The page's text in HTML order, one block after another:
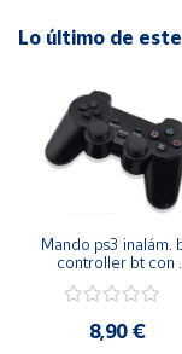
Lo último de
Mando ps3 inalám.
controller bt con
vibración
8,90 €